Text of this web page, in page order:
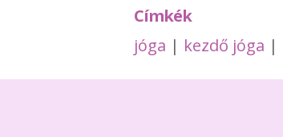
Címkék
jóga | kezdő jóga |